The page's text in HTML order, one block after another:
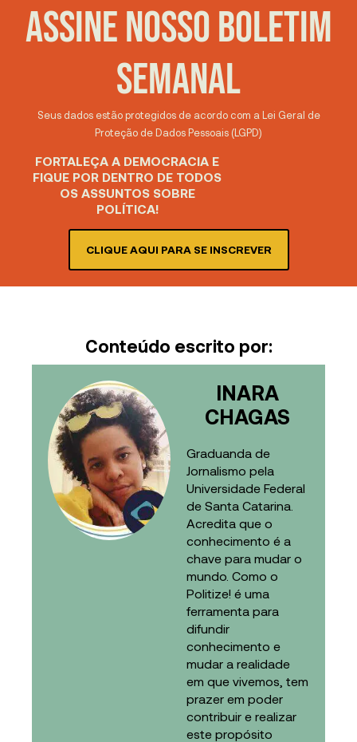
ASSINE NOSSO BOLETIM
SEMANAL
Seus dados estão protegidos de acordo com a Lei Geral de
Proteção de Dados Pessoais (LGPD)
FORTALEÇA A DEMOCRACIA E
FIQUE POR DENTRO DE TODOS
OS ASSUNTOS SOBRE
POLÍTICA!
CLIQUE AQUI PARA SE INSCREVER
Conteúdo escrito por:
INARA
CHAGAS
Graduanda de
Jornalismo pela
Universidade Federal
de Santa Catarina.
Acredita que o
conhecimento é a
chave para mudar o
mundo. Como o
Politize! é uma
ferramenta para
difundir
conhecimento e
mudar a realidade
em que vivemos, tem
prazer em poder
contribuir e realizar
este propósito